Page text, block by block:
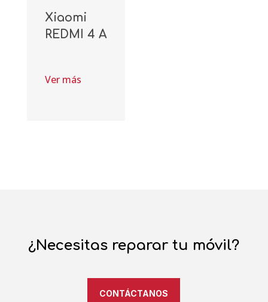
Xiaomi
REDMI 4 A
Ver más
¿Necesitas reparar tu móvil?
CONTÁCTANOS